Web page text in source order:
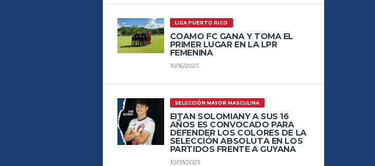
LIGA PUERTO RICO
COAMO FC GANA Y TOMA EL
PRIMER LUGAR EN LA LPR
FEMENINA
10/16/2023
SELECCIÓN MAYOR MASCULINA
EITAN SOLOMIANY A SUS 16
AÑOS ES CONVOCADO PARA
DEFENDER LOS COLORES DE LA
SELECCIÓN ABSOLUTA EN LOS
PARTIDOS FRENTE A GUYANA
10/09/2023